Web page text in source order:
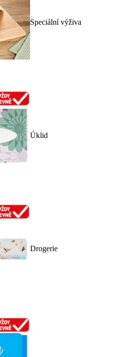
Speciální výživa
Úklid
Drogerie